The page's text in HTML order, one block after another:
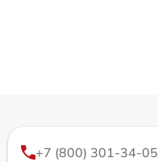
+7 (800) 301-34-05